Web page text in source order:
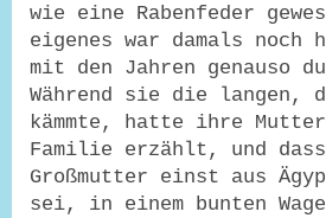
wie eine Rabenfeder
eigenes war damals
mit den Jahren genauso
Während sie die langen,
kämmte, hatte ihre
Familie erzählt, und
Großmutter einst aus
sei, in einem bunten